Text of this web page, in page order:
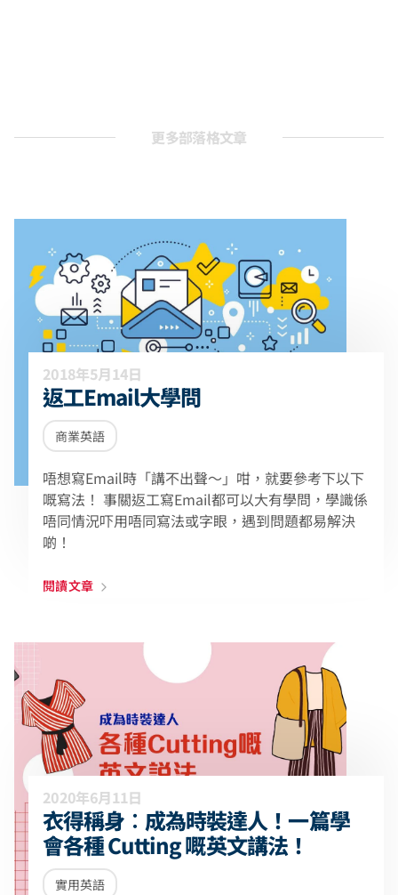
更多部落格文章
2018年5月14日
返工Email大學問
商業英語
唔想寫Email時「講不出聲～」咁，就要參考下以下
嘅寫法！ 事關返工寫Email都可以大有學問，學識係
唔同情況吓用唔同寫法或字眼，遇到問題都易解決
啲！
閱讀文章
2020年6月11日
衣得稱身︰成為時裝達人！一篇學
會各種 Cutting 嘅英文講法！
實用英語